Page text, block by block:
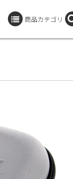
商品カテゴリ